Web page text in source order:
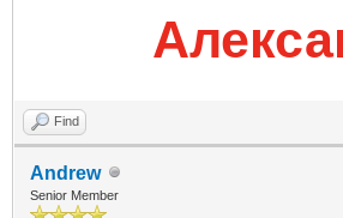
Find
Andrew
Senior Member